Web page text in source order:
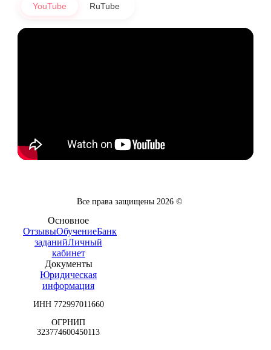
YouTube RuTube
Все права защищены2026 ©
Основное
ОтзывыОбучениеБанк
заданийЛичный
кабинет
Документы
Юридическая
информация
ИНН 772997011660
ОГРНИП
323774600450113